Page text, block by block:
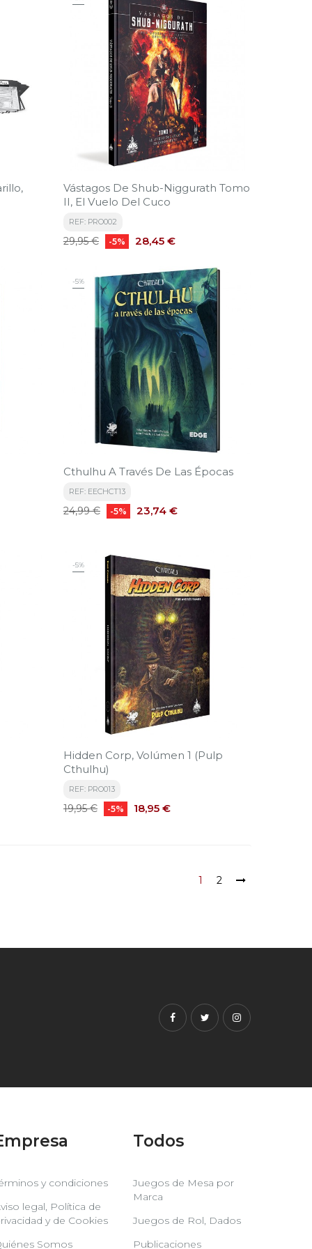
Vástagos De Shub-Niggurath Tomo
II, El Vuelo Del Cuco
REF: PRO002
Precio
29,95 € -5% Precio
28,45 €
-5%
Cthulhu A Través De Las Épocas
REF: EECHCT13
Precio
24,99 € -5% Precio
23,74 €
-5%
Hidden Corp, Volúmen 1 (Pulp
Cthulhu)
REF: PRO013
Precio
19,95 € -5% Precio
18,95 €
1 2
Facebook
TwitterInstagram
y condiciones
legal, Política de
y de Cookies
Somos
Todos
Juegos de Mesa por
Marca
Juegos de Rol, Dados
Publicaciones